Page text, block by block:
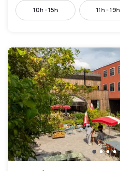
10h - 15h 11h - 19h